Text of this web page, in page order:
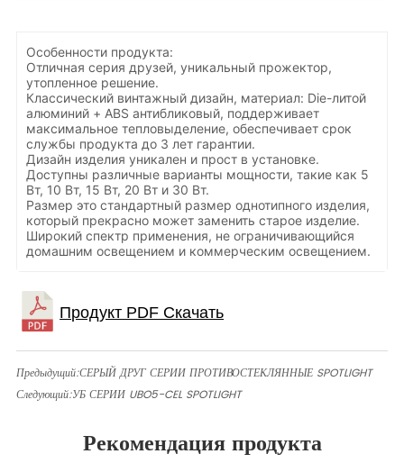
Особенности продукта:
Отличная серия друзей, уникальный прожектор,
утопленное решение.
Классический винтажный дизайн, материал: Die-литой
алюминий + ABS антибликовый, поддерживает
максимальное тепловыделение, обеспечивает срок
службы продукта до 3 лет гарантии.
Дизайн изделия уникален и прост в установке.
Доступны различные варианты мощности, такие как 5
Вт, 10 Вт, 15 Вт, 20 Вт и 30 Вт.
Размер это стандартный размер однотипного изделия,
который прекрасно может заменить старое изделие.
Широкий спектр применения, не ограничивающийся
домашним освещением и коммерческим освещением.
Предыдущий:СЕРЫЙ ДРУГ СЕРИИ ПРОТИВОСТЕКЛЯННЫЕ SPOTLIGHT
Следующий:УБ СЕРИИ UBO5-CEL SPOTLIGHT
Рекомендация продукта